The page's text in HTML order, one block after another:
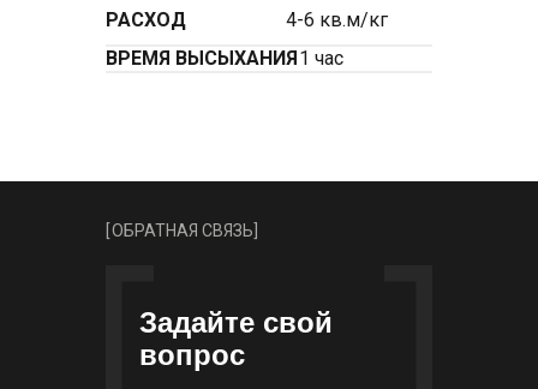
РАСХОД
4-6 кв.м/кг
ВРЕМЯ ВЫСЫХАНИЯ1 час
Задайте свой
вопрос
ОБРАТНАЯ СВЯЗЬ